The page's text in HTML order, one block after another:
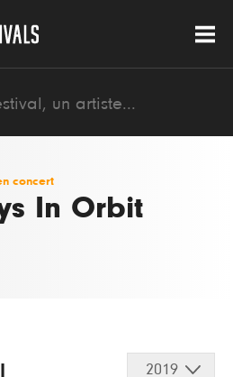
concert
In Orbit
2019